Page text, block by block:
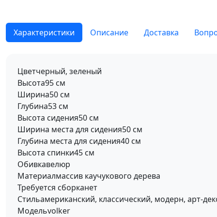
Характеристики Описание Доставка
Цветчерный, зеленый
Высота95 см
Ширина50 см
Глубина53 см
Высота сидения50 см
Ширина места для сидения50 см
Глубина места для сидения40 см
Высота спинки45 см
Обивкавелюр
Материалмассив каучукового дерева
Требуется сборканет
Стильамериканский, классический, модерн, арт-
Модельvolker